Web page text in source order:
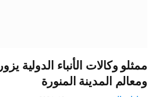
ممثلو وكالات الأنباء الدولية
ومعالم المدينة المنورة